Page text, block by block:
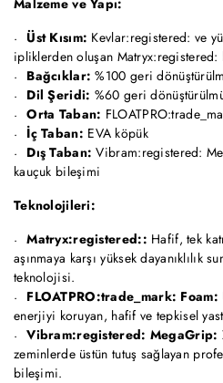
Üst Kısım: Kevlar:registered: ve
ipliklerden oluşan Matryx:registered:
Bağcıklar: %100 geri
Dil Şeridi: %60 geri
Orta Taban:
İç Taban: EVA köpük
Dış Taban: Vibram:registered:
kauçuk bileşimi
Teknolojileri:
Matryx:registered:: Hafif, tek
aşınmaya karşı yüksek dayanıklılık
teknolojisi.
FLOATPRO:trade_mark: Foam:
enerjiyi koruyan, hafif ve tepkisel
Vibram:registered: MegaGrip:
zeminlerde üstün tutuş sağlayan
bileşimi.